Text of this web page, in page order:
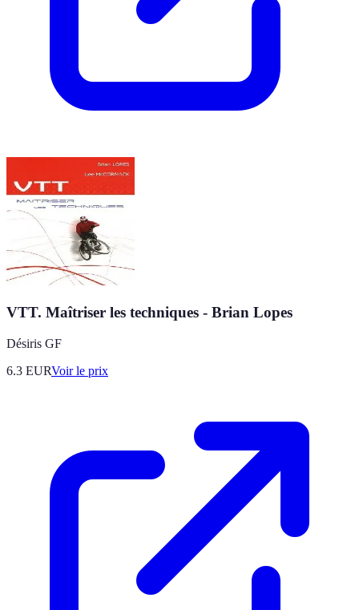
VTT. Maîtriser les techniques - Brian Lopes
Désiris GF
6.3 EURVoir le prix